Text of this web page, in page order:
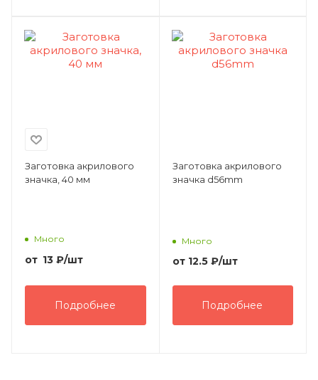
Заготовка акрилового
значка, 40 мм
Много
от 13 ₽/шт
Подробнее
Заготовка акрилового
значка d56mm
Много
от 12.5 ₽/шт
Подробнее